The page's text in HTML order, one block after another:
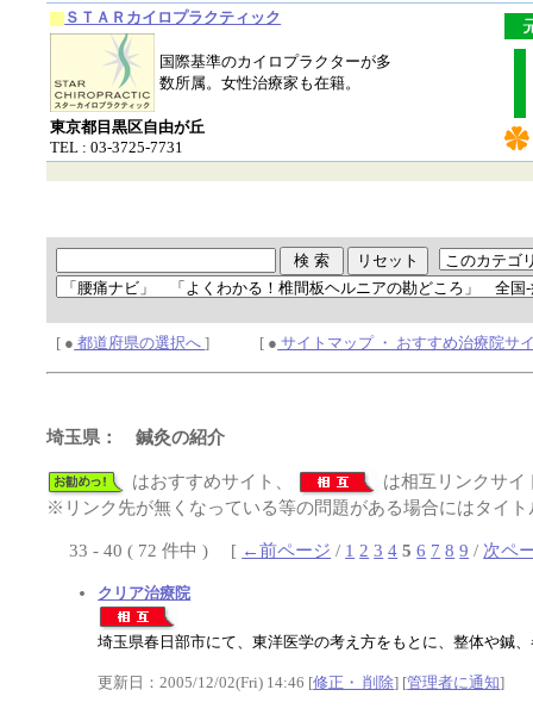
ＳＴＡＲカイロプラクティック
国際基準のカイロプラクターが多
数所属。女性治療家も在籍。
東京都目黒区自由が丘
TEL : 03-3725-7731
[ ● 都道府県の選択へ] [ ● サイトマップ ・ おすすめ治療院サ
埼玉県： 鍼灸の紹介
はおすすめサイト、
は相互リンクサ
※リンク先が無くなっている等の問題がある場合にはタイト
33 - 40 ( 72 件中 ) [ ←前ページ / 1 2 3 4 5 6 7 8 9 / 次ペ
クリア治療院
埼玉県春日部市にて、東洋医学の考え方をもとに、整体や
更新日：2005/12/02(Fri) 14:46 [修正・ 削除] [管理者に通知]